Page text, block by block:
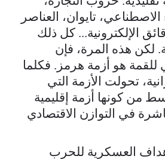
تايوان، العناصر
الإلكترونية... كل ذلك
لكن هذه المرة، فإن
هو أزمة هرمز. فكلما
تحولت الأزمة التي
من كونها أزمة إقليمية
في التوازن الاقتصادي
العسكرية للحرب